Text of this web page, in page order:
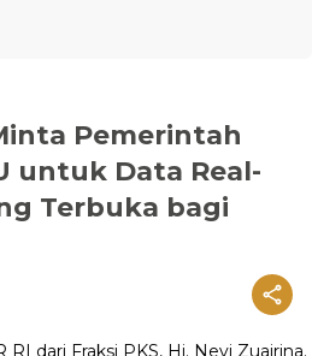
Pemerintah
untuk Data Real-
Terbuka bagi